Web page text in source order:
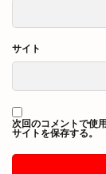
サイト
次回のコメントで使
サイトを保存する。